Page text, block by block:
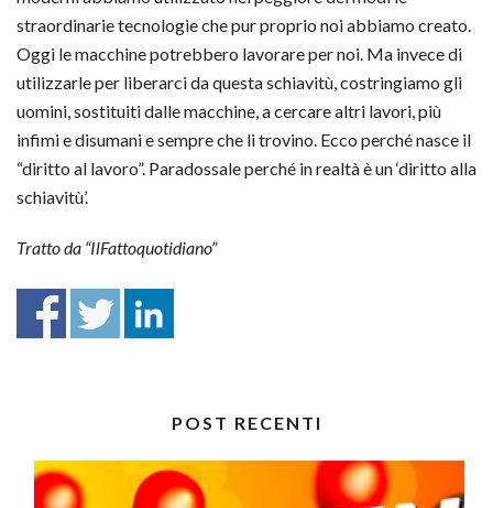
straordinarie tecnologie che pur proprio noi abbiamo creato.
Oggi le macchine potrebbero lavorare per noi. Ma invece di
utilizzarle per liberarci da questa schiavitù, costringiamo gli
uomini, sostituiti dalle macchine, a cercare altri lavori, più
infimi e disumani e sempre che li trovino. Ecco perché nasce il
“diritto al lavoro”. Paradossale perché in realtà è un ‘diritto alla
schiavitù’.
Tratto da “IlFattoquotidiano”
POST RECENTI